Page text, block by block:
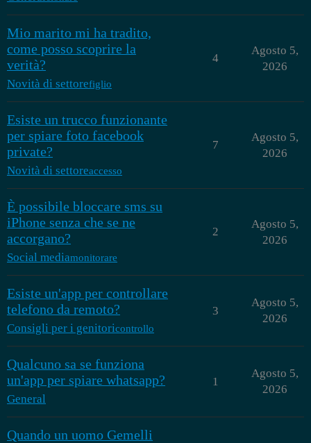
Mio marito mi ha tradito,
come posso scoprire la
verità?
Novità di settorefiglio
4
Agosto 5,
2026
Esiste un trucco funzionante
per spiare foto facebook
private?
Novità di settoreaccesso
7
Agosto 5,
2026
È possibile bloccare sms su
iPhone senza che se ne
accorgano?
Social mediamonitorare
2
Agosto 5,
2026
Esiste un'app per controllare
telefono da remoto?
Consigli per i genitoricontrollo
3
Agosto 5,
2026
Qualcuno sa se funziona
un'app per spiare whatsapp?
General
1
Agosto 5,
2026
Quando un uomo Gemelli